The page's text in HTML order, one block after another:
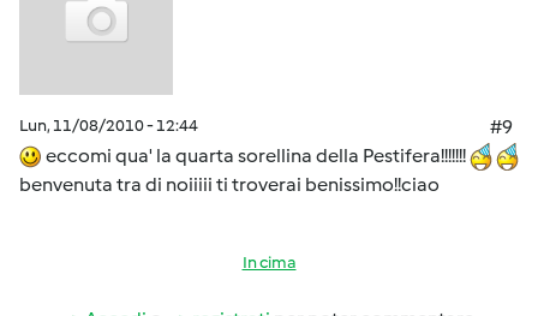
Lun, 11/08/2010 - 12:44
#9
eccomi qua' la quarta sorellina della Pestifera!!!!!!!
benvenuta tra di noiiiii ti troverai benissimo!!ciao
In cima